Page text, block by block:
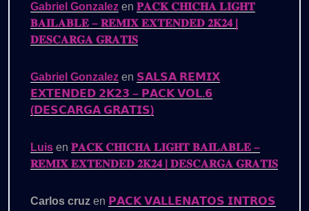
Gabriel Gonzalez en 𝐏𝐀𝐂𝐊 𝐂𝐇𝐈𝐂𝐇𝐀 𝐋𝐈𝐆𝐇𝐓
𝐁𝐀𝐈𝐋𝐀𝐁𝐋𝐄 – 𝐑𝐄𝐌𝐈𝐗 𝐄𝐗𝐓𝐄𝐍𝐃𝐄𝐃 𝟐𝐊𝟐𝟒 |
𝐃𝐄𝐒𝐂𝐀𝐑𝐆𝐀 𝐆𝐑𝐀𝐓𝐈𝐒
Gabriel Gonzalez en 𝗦𝗔𝗟𝗦𝗔 𝗥𝗘𝗠𝗜𝗫
𝗘𝗫𝗧𝗘𝗡𝗗𝗘𝗗 𝟮𝗞𝟮𝟯 – 𝗣𝗔𝗖𝗞 𝗩𝗢𝗟.𝟲
(𝗗𝗘𝗦𝗖𝗔𝗥𝗚𝗔 𝗚𝗥𝗔𝗧𝗜𝗦)
Luis en 𝐏𝐀𝐂𝐊 𝐂𝐇𝐈𝐂𝐇𝐀 𝐋𝐈𝐆𝐇𝐓 𝐁𝐀𝐈𝐋𝐀𝐁𝐋𝐄 –
𝐑𝐄𝐌𝐈𝐗 𝐄𝐗𝐓𝐄𝐍𝐃𝐄𝐃 𝟐𝐊𝟐𝟒 | 𝐃𝐄𝐒𝐂𝐀𝐑𝐆𝐀 𝐆𝐑𝐀𝐓𝐈𝐒
Carlos cruz en 𝗣𝗔𝗖𝗞 𝗩𝗔𝗟𝗟𝗘𝗡𝗔𝗧𝗢𝗦 𝗜𝗡𝗧𝗥𝗢𝗦